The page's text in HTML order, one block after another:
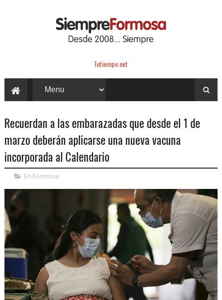
Tutiempo.net
Recuerdan a las embarazadas que desde el 1 de
marzo deberán aplicarse una nueva vacuna
incorporada al Calendario
En Formosa